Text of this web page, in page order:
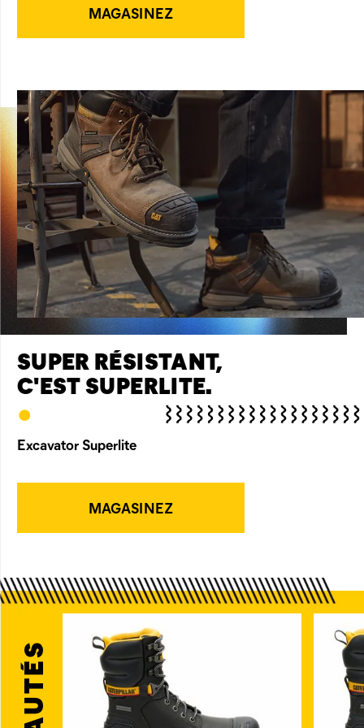
MAGASINEZ
SUPER RÉSISTANT,
C'EST SUPERLITE.
•
Excavator Superlite
MAGASINEZ